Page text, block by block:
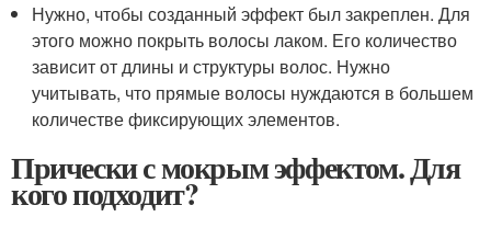
Нужно, чтобы созданный эффект был закреплен. Для
этого можно покрыть волосы лаком. Его количество
зависит от длины и структуры волос. Нужно
учитывать, что прямые волосы нуждаются в большем
количестве фиксирующих элементов.
Прически с мокрым эффектом. Для
кого подходит?